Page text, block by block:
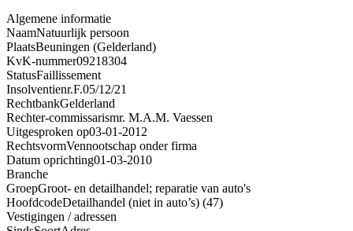
Algemene informatie
NaamNatuurlijk persoon
PlaatsBeuningen (Gelderland)
KvK-nummer09218304
StatusFaillissement
Insolventienr.F.05/12/21
RechtbankGelderland
Rechter-commissarismr. M.A.M. Vaessen
Uitgesproken op03-01-2012
RechtsvormVennootschap onder firma
Datum oprichting01-03-2010
Branche
GroepGroot- en detailhandel; reparatie van auto's
HoofdcodeDetailhandel (niet in auto’s) (47)
Vestigingen / adressen